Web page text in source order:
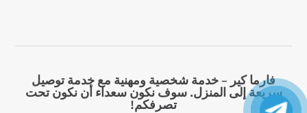
فارما كير – خدمة شخصية ومهنية مع خدمة توصيل
سريعة إلى المنزل. سوف نكون سعداء أن نكون تحت
تصرفكم!